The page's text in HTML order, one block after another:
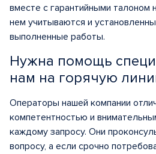
вместе с гарантийными талоном
нем учитываются и
выполненные работы.
Нужна помощь
нам на горячую
Операторы нашей компании
компетентностью и
каждому запросу. Они
вопросу, а если срочно